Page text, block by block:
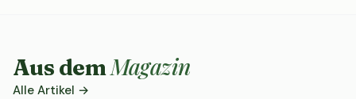
Aus demMagazin
Alle Artikel →